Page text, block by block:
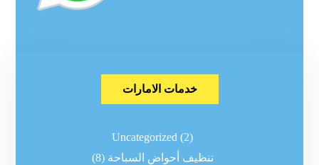
خدمات الامارات
Uncategorized (2)
تنظيف أحواض السباحة (8)